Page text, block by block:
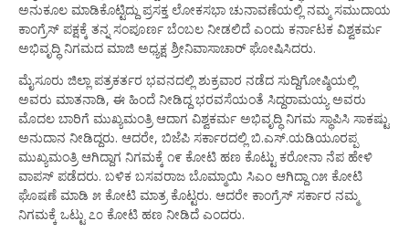
ಅನುಕೂಲ ಮಾಡಿಕೊಟ್ಟಿದ್ದು ಪ್ರಸಕ್ತ ಲೋಕಸಭಾ ಚುನಾವಣೆಯಲ್ಲಿ ನಮ್ಮ ಸಮುದಾಯ
ಕಾಂಗ್ರೆಸ್ ಪಕ್ಷಕ್ಕೆ ತನ್ನ ಸಂಪೂರ್ಣ ಬೆಂಬಲ ನೀಡಲಿದೆ ಎಂದು ಕರ್ನಾಟಕ ವಿಶ್ವಕರ್ಮ
ಅಭಿವೃದ್ಧಿ ನಿಗಮದ ಮಾಜಿ ಅಧ್ಯಕ್ಷ ಶ್ರೀನಿವಾಸಾಚಾರ್ ಘೋಷಿಸಿದರು.
ಮೈಸೂರು ಜಿಲ್ಲಾ ಪತ್ರಕರ್ತರ ಭವನದಲ್ಲಿ ಶುಕ್ರವಾರ ನಡೆದ ಸುದ್ದಿಗೋಷ್ಠಿಯಲ್ಲಿ
ಅವರು ಮಾತನಾಡಿ, ಈ ಹಿಂದೆ ನೀಡಿದ್ದ ಭರವಸೆಯಂತೆ ಸಿದ್ದರಾಮಯ್ಯ ಅವರು
ಮೊದಲ ಬಾರಿಗೆ ಮುಖ್ಯಮಂತ್ರಿ ಆದಾಗ ವಿಶ್ವಕರ್ಮ ಅಭಿವೃದ್ಧಿ ನಿಗಮ ಸ್ಥಾಪಿಸಿ ಸಾಕಷ್ಟು
ಅನುದಾನ ನೀಡಿದ್ದರು. ಆದರೇ, ಬಿಜೆಪಿ ಸರ್ಕಾರದಲ್ಲಿ ಬಿ.ಎಸ್.ಯಡಿಯೂರಪ್ಪ
ಮುಖ್ಯಮಂತ್ರಿ ಆಗಿದ್ದಾಗ ನಿಗಮಕ್ಕೆ ೧೯ ಕೋಟಿ ಹಣ ಕೊಟ್ಟು ಕರೋನಾ ನೆಪ ಹೇಳಿ
ವಾಪಸ್ ಪಡೆದರು. ಬಳಿಕ ಬಸವರಾಜ ಬೊಮ್ಮಾಯಿ ಸಿಎಂ ಆಗಿದ್ದಾ ೧೫ ಕೋಟಿ
ಘೊಷಣೆ ಮಾಡಿ ೫ ಕೋಟಿ ಮಾತ್ರ ಕೊಟ್ಟರು. ಆದರೇ ಕಾಂಗ್ರೆಸ್ ಸರ್ಕಾರ ನಮ್ಮ
ನಿಗಮಕ್ಕೆ ಒಟ್ಟು ೭೦ ಕೋಟಿ ಹಣ ನೀಡಿದೆ ಎಂದರು.